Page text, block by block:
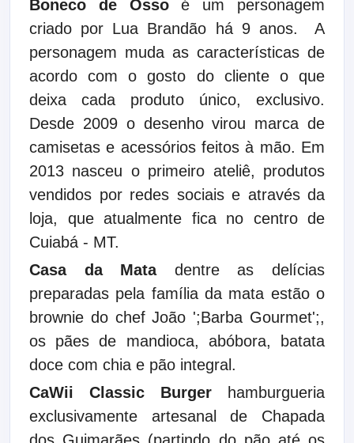
Boneco de Osso
é um personagem
criado por Lua Brandão há 9 anos. A
personagem muda as características de
acordo com o gosto do cliente o que
deixa cada produto único, exclusivo.
Desde 2009 o desenho virou marca de
camisetas e acessórios feitos à mão. Em
2013 nasceu o primeiro ateliê, produtos
vendidos por redes sociais e através da
loja, que atualmente fica no centro de
Cuiabá - MT.
Casa da Mata
dentre as delícias
preparadas pela família da mata estão o
brownie do chef João ';Barba Gourmet';,
os pães de mandioca, abóbora, batata
doce com chia e pão integral.
CaWii Classic Burger
hamburgueria
exclusivamente artesanal de Chapada